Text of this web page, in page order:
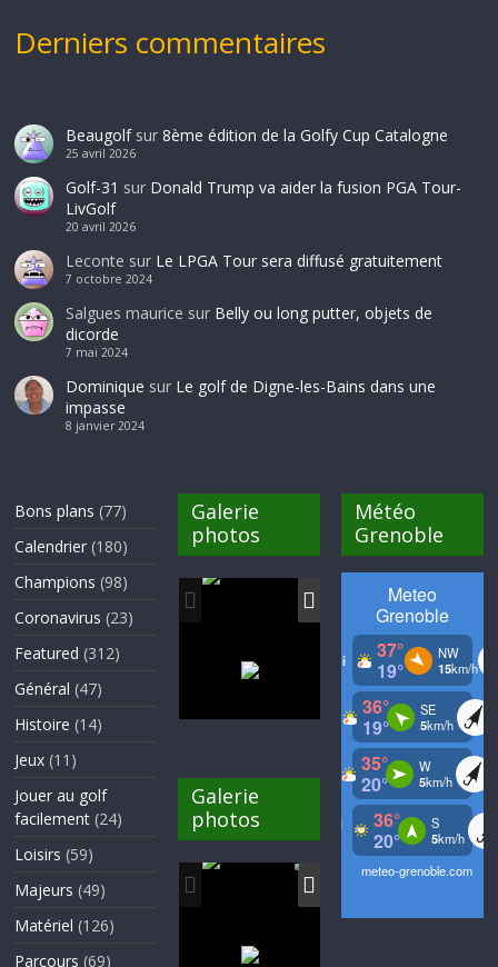
Derniers commentaires
Beaugolfsur 8ème édition de la Golfy Cup Catalogne
25 avril 2026
Golf-31 sur Donald Trump va aider la fusion PGA Tour-
LivGolf
20 avril 2026
Leconte sur Le LPGA Tour sera diffusé gratuitement
7 octobre 2024
Salgues maurice sur Belly ou long putter, objets de
dicorde
7 mai 2024
Dominique sur Le golf de Digne-les-Bains dans une
impasse
8 janvier 2024
Bons plans (77)
Calendrier (180)
Champions (98)
Coronavirus (23)
Featured (312)
Général (47)
Histoire (14)
Jeux (11)
Jouer au golf
facilement (24)
Loisirs (59)
Majeurs (49)
Matériel (126)
Parcours (69)
Galerie
photos
Galerie
photos
Météo
Grenoble